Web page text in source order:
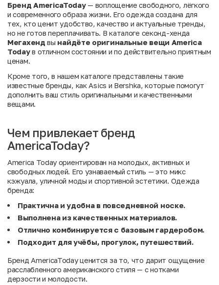
Бренд AmericaToday— воплощение свободного, лёгкого
и современного образа жизни. Его одежда создана для
тех, кто ценит удобство, качество и актуальные тренды,
но не готов переплачивать. В каталоге секонд-хенда
Мегахенд вы найдёте оригинальные вещи America
Todayв отличном состоянии и по действительно приятным
ценам.
Кроме того, в нашем каталоге представлены такие
известные бренды, как Asics и Bershka, которые помогут
дополнить ваш стиль оригинальными и качественными
вещами.
Чем привлекает бренд
AmericaToday?
America Today ориентирован на молодых, активных и
свободных людей. Его узнаваемый стиль — это микс
кэжуала, уличной моды и спортивной эстетики. Одежда
бренда:
Практична и удобна в повседневной носке.
Выполнена из качественных материалов.
Отлично комбинируется с базовым гардеробом.
Подходит для учёбы, прогулок, путешествий.
Бренд AmericaToday ценится за то, что дарит ощущение
расслабленного американского стиля — с нотками
дерзости и молодости.